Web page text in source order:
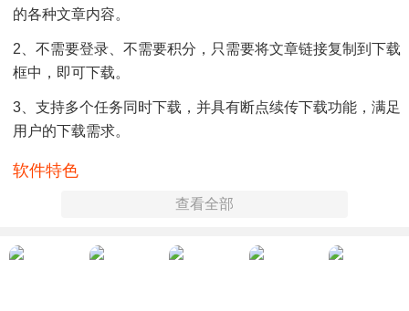
的各种文章内容。
2、不需要登录、不需要积分，只需要将文章链接复制到下载
框中，即可下载。
3、支持多个任务同时下载，并具有断点续传下载功能，满足
用户的下载需求。
软件特色
1、下载下来的文档内容还可以生成高清晰度的PDF文档，质
2、纯净无广告，无任何冗余的繁杂功能，为用户提供极致纯
查看全部